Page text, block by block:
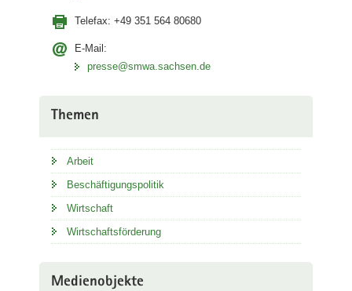
Telefax: +49 351 564 80680
E-Mail:
presse@smwa.sachsen.de
Themen
Arbeit
Beschäftigungspolitik
Wirtschaft
Wirtschaftsförderung
Medienobjekte